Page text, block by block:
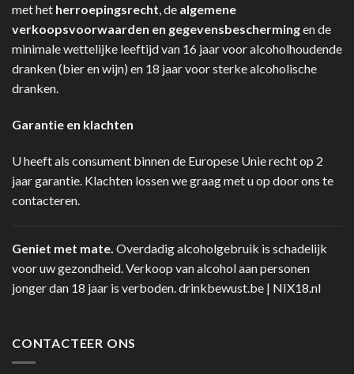
met het herroepingsrecht, de algemene
verkoopsvoorwaarden en gegevensbeschermingen de
minimale wettelijke leeftijd van 16 jaar voor alcoholhoudende
dranken (bier en wijn) en 18 jaar voor sterke alcoholische
dranken.
Garantie en klachten
U heeft als consument binnen de Europese Unie recht op 2
jaar garantie. Klachten lossen we graag met u op door ons te
contacteren.
Geniet met mate. Overdadig alcoholgebruik is schadelijk
voor uw gezondheid. Verkoop van alcohol aan personen
jonger dan 18 jaar is verboden.drinkbewust.be | NIX18.nl
CONTACTEER ONS